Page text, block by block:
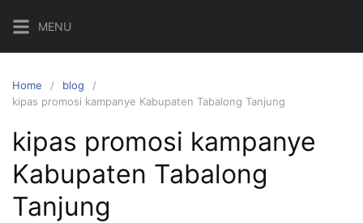
content
MENU
Home
blog
kipas promosi kampanye Kabupaten Tabalong Tanjung
kipas promosi kampanye
Kabupaten Tabalong
Tanjung